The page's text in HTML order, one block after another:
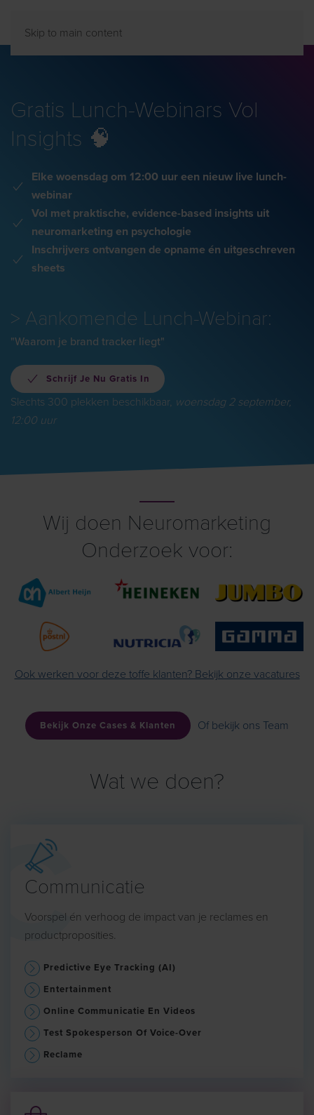
Skip to main content
Gratis Lunch-Webinars Vol
Insights 🧠
Elke woensdag om 12:00 uur een nieuw live lunch-
webinar
Vol met praktische, evidence-based insights uit
neuromarketing en psychologie
Inschrijvers ontvangen de opname én uitgeschreven
sheets
> Aankomende Lunch-Webinar:
"Waarom je brand tracker liegt"
Schrijf Je Nu Gratis In
Slechts 300 plekken beschikbaar, woensdag 2 september,
12:00 uur
Wij doen Neuromarketing
Onderzoek voor:
Ook werken voor deze toffe klanten? Bekijk onze vacatures
Bekijk Onze Cases & Klanten Of bekijk ons Team
Wat we doen?
Communicatie
Voorspel én verhoog de impact van je reclames en
productproposities.
Predictive Eye Tracking (AI)
Entertainment
Online Communicatie En Videos
Test Spokesperson Of Voice-Over
Reclame